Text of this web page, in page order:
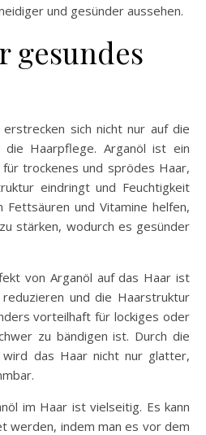
und gesünder aussehen.
gesundes
sich nicht nur auf die
Haarpflege. Arganöl ist ein
trockenes und sprödes Haar,
eindringt und Feuchtigkeit
Fettsäuren und Vitamine helfen,
stärken, wodurch es gesünder
von Arganöl auf das Haar ist
und die Haarstruktur
vorteilhaft für lockiges oder
zu bändigen ist. Durch die
wird das Haar nicht nur glatter,
im Haar ist vielseitig. Es kann
werden, indem man es vor dem